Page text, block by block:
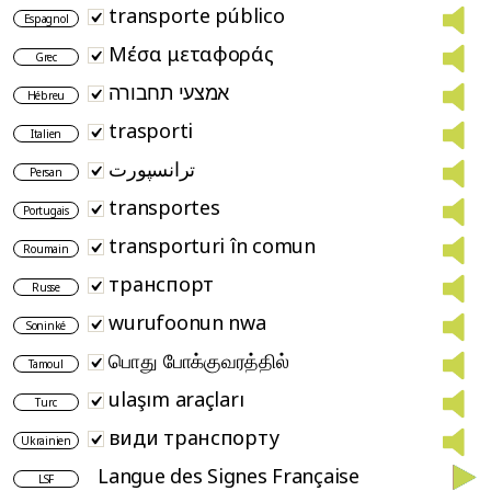
Espagnol transporte público
Grec Μέσα μεταφοράς
Hébreu אמצעי תחבורה
Italien trasporti
Persan ترانسپورت
Portugais transportes
Roumain transporturi în comun
Russe транспорт
Soninké wurufoonun nwa
Tamoul பொது போக்குவரத்தில்
Turc ulaşım araçları
Ukrainien види транспорту
LSF Langue des Signes Française